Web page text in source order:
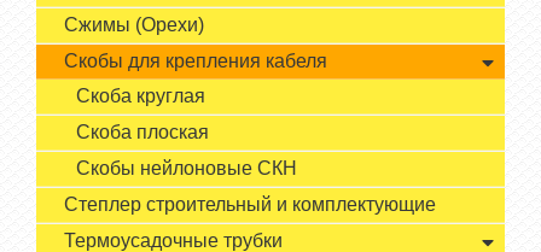
Сжимы (Орехи)
Скобы для крепления кабеля
Скоба круглая
Скоба плоская
Скобы нейлоновые СКН
Степлер строительный и комплектующие
Термоусадочные трубки